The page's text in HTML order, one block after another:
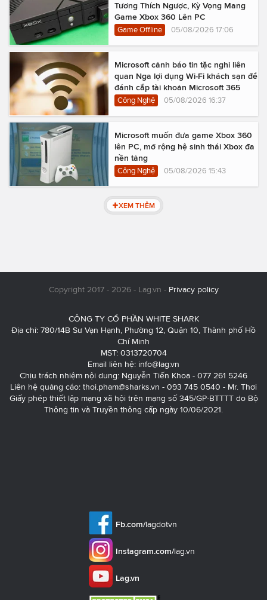
Tương Thích Ngược, Kỳ Vọng Mang
Game Xbox 360 Lên PC
Game Offline 05/08/2026 17:06
Microsoft cảnh báo tin tặc nghi liên
quan Nga lợi dụng Wi-Fi khách sạn để
đánh cắp tài khoản Microsoft 365
Công Nghệ 05/08/2026 16:37
Microsoft muốn đưa game Xbox 360
lên PC, mở rộng hệ sinh thái Xbox đa
nền tảng
Công Nghệ 05/08/2026 15:43
XEM THÊM
Copyright 2017 - 2026 - Lag.vn - Privacy policy
CÔNG TY CỔ PHẦN WHITE SHARK
Địa chỉ: 780/14B Sư Vạn Hạnh, Phường 12, Quận 10, Thành phố Hồ
Chí Minh
MST: 0313720704
Email liên hệ: info@lag.vn
Chịu trách nhiệm nội dung: Nguyễn Tiến Khoa - 077 261 5246
Liên hệ quảng cáo: thoi.pham@sharks.vn - 093 745 0540 - Mr. Thơi
Giấy phép thiết lập mạng xã hội trên mạng số 345/GP-BTTTT do Bộ
Thông tin và Truyền thông cấp ngày 10/06/2021.
Fb.com/lagdotvn
Instagram.com/lag.vn
Lag.vn